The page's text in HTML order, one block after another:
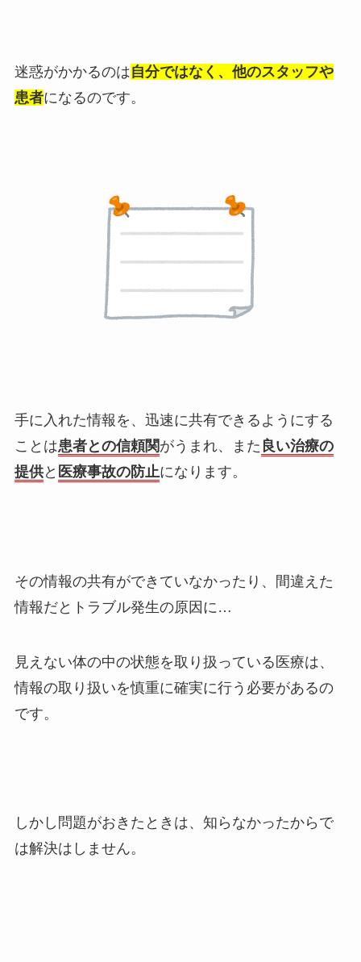
迷惑がかかるのは自分ではなく、他のスタッフや
患者になるのです。
手に入れた情報を、迅速に共有できるようにする
ことは患者との信頼関がうまれ、また 良い治療の
提供と 医療事故の防止になります。
その情報の共有ができていなかったり、間違えた
情報だとトラブル発生の原因に…
見えない体の中の状態を取り扱っている医療は、
情報の取り扱いを慎重に確実に行う必要があるの
です。
しかし問題がおきたときは、知らなかったからで
は解決はしません。